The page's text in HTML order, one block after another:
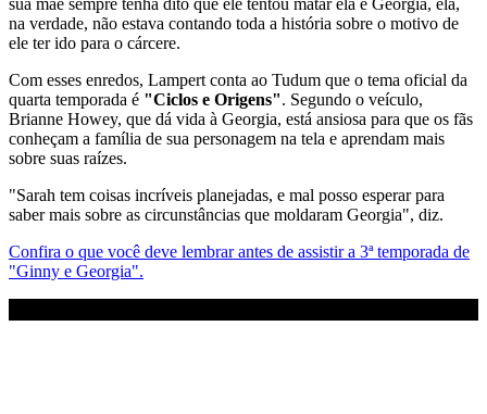
na verdade, não estava contando toda a história sobre o motivo de
ele ter ido para o cárcere.
Com esses enredos, Lampert conta ao Tudum que o tema oficial da
quarta temporada é "Ciclos e Origens". Segundo o veículo,
Brianne Howey, que dá vida à Georgia, está ansiosa para que os fãs
conheçam a família de sua personagem na tela e aprendam mais
sobre suas raízes.
"Sarah tem coisas incríveis planejadas, e mal posso esperar para
saber mais sobre as circunstâncias que moldaram Georgia", diz.
Confira o que você deve lembrar antes de assistir a 3ª temporada de
"Ginny e Georgia".